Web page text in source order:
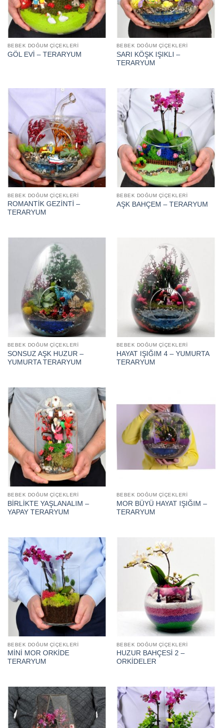
BEBEK DOĞUM ÇIÇEKLERI
GÖL EVİ – TERARYUM
BEBEK DOĞUM ÇIÇEKLERI
SARI KÖŞK IŞIKLI –
TERARYUM
BEBEK DOĞUM ÇIÇEKLERI
ROMANTİK GEZİNTİ –
TERARYUM
BEBEK DOĞUM ÇIÇEKLERI
AŞK BAHÇEM – TERARYUM
BEBEK DOĞUM ÇIÇEKLERI
SONSUZ AŞK HUZUR –
YUMURTA TERARYUM
BEBEK DOĞUM ÇIÇEKLERI
HAYAT IŞIĞIM 4 – YUMURTA
TERARYUM
BEBEK DOĞUM ÇIÇEKLERI
BİRLİKTE YAŞLANALIM –
YAPAY TERARYUM
BEBEK DOĞUM ÇIÇEKLERI
MOR BÜYÜ HAYAT IŞIĞIM –
TERARYUM
BEBEK DOĞUM ÇIÇEKLERI
MİNİ MOR ORKİDE
TERARYUM
BEBEK DOĞUM ÇIÇEKLERI
HUZUR BAHÇESİ 2 –
ORKİDELER